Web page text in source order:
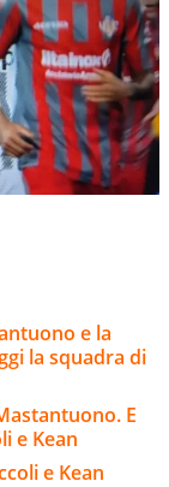
e la
la squadra di
E
e Kean
e Kean